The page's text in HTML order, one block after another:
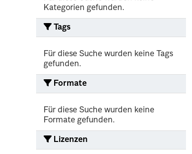
Kategorien gefunden.
Tags
Für diese Suche wurden keine Tags
gefunden.
Formate
Für diese Suche wurden keine
Formate gefunden.
Lizenzen